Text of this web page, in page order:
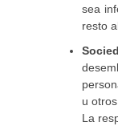
sea
resto
u
La